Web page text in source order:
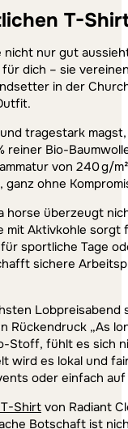
T-
nur gut
dich – sie
in der
tragestark
reiner Bio-
von 240 g/
ohne
horse überzeugt
mit Aktivkohle
sportliche Tage
sichere
Lobpreisabend
„As
Stoff, fühlt es sich
wird es lokal und
oder einfach
Shirtvon Radiant
Botschaft ist